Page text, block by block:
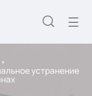
устранение